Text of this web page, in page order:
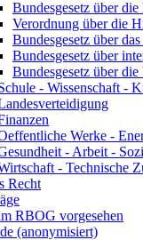
Bundesgesetz über
Verordnung über die
Bundesgesetz über
Bundesgesetz über
Bundesgesetz über
- Wissenschaft -
Werke -
- Arbeit -
- Technische
Recht
RBOG vorgesehen
(anonymisiert)